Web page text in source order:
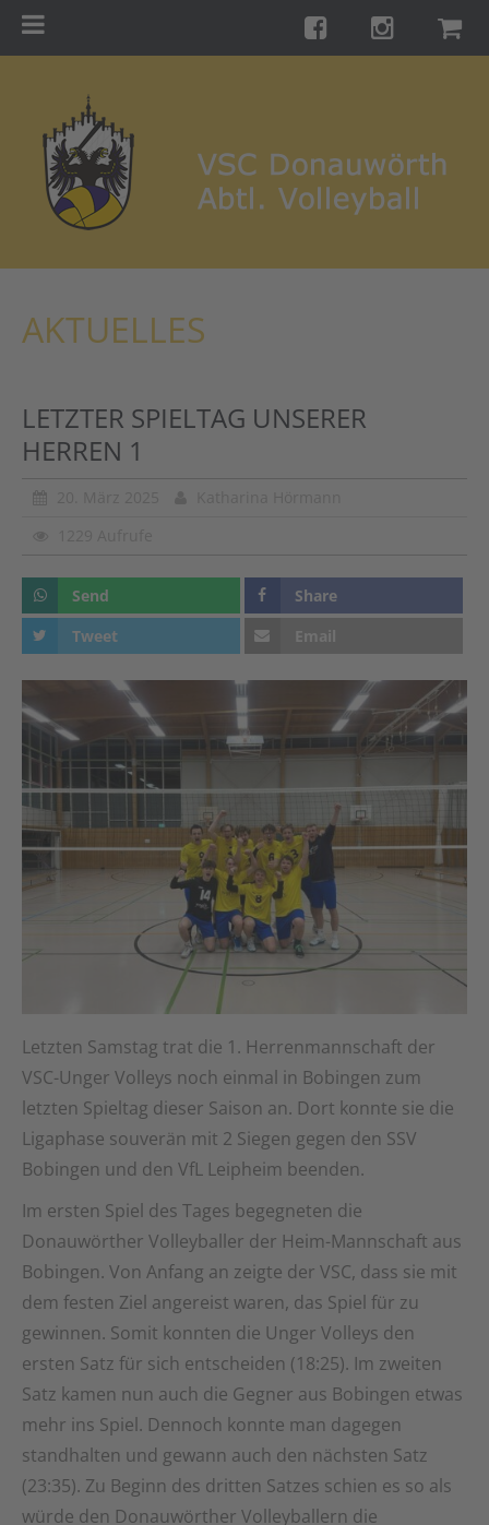
Training
Turniere
Kontakt
Shop
AKTUELLES
LETZTER SPIELTAG UNSERER
HERREN 1
Send
Share
Tweet
Email
Letzten Samstag trat die 1. Herrenmannschaft der
VSC-Unger Volleys noch einmal in Bobingen zum
letzten Spieltag dieser Saison an. Dort konnte sie die
Ligaphase souverän mit 2 Siegen gegen den SSV
Bobingen und den VfL Leipheim beenden.
Im ersten Spiel des Tages begegneten die
Donauwörther Volleyballer der Heim-Mannschaft aus
Bobingen. Von Anfang an zeigte der VSC, dass sie mit
dem festen Ziel angereist waren, das Spiel für zu
gewinnen. Somit konnten die Unger Volleys den
ersten Satz für sich entscheiden (18:25). Im zweiten
Satz kamen nun auch die Gegner aus Bobingen etwas
mehr ins Spiel. Dennoch konnte man dagegen
standhalten und gewann auch den nächsten Satz
(23:35). Zu Beginn des dritten Satzes schien es so als
würde den Donauwörther Volleyballern die